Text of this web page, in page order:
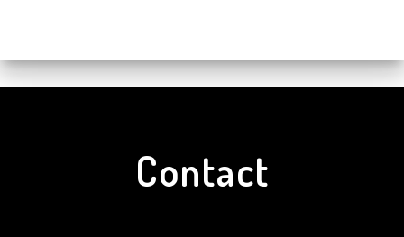
Contact